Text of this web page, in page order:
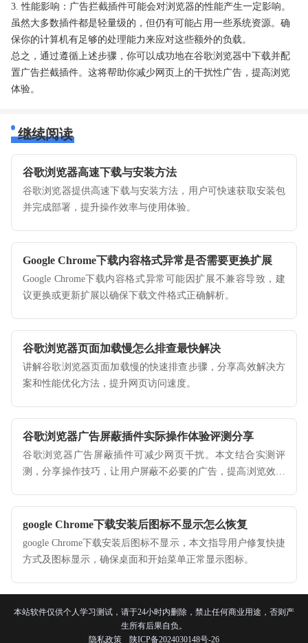
3. 性能影响：广告拦截插件可能会对浏览器的性能产生一定影响。
虽然大多数插件都是轻量级的，但仍有可能占用一些系统资源。确
保你的计算机有足够的处理能力来应对这些额外的负载。
总之，通过遵循上述步骤，你可以成功地在谷歌浏览器中下载并配
置广告拦截插件。这将帮助你减少网页上的干扰性广告，提高浏览
体验。
继续阅读
谷歌浏览器高速下载与安装方法
谷歌浏览器提供高速下载与安装方法，用户可快速获取安装包
并完成部署，提升操作效率与使用体验。
Google Chrome下载内容格式异常是否需要更换扩展
Google Chrome下载内容格式异常可能因扩展不兼容导致，建
议更换或更新扩展以确保下载文件格式正确解析。
谷歌浏览器页面加载慢怎么排查最快解决
讲解谷歌浏览器页面加载慢的快速排查步骤，分享高效解决方
案和性能优化方法，提升网页访问速度。
谷歌浏览器广告屏蔽插件实际操作体验评测分享
谷歌浏览器广告屏蔽插件可减少网页干扰。本文结合实测评
测，分享操作技巧，让用户屏蔽不必要的广告，提高浏览效率
google Chrome下载安装后图标不显示怎么恢复
google Chrome下载安装后图标不显示，本文指导用户修复快捷
方式及图标显示，确保桌面和开始菜单正常显示图标。
本站软件仅供个人学习测试，请于24小时内删除，禁止任何商业用途，否则产
生所有后果自负。
隐私政策
陕ICP备2024030148号-26